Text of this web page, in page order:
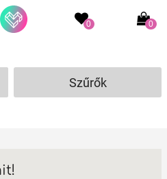
0 0
Szűrők